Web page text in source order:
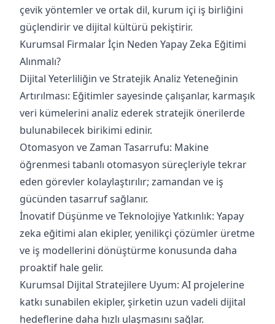
çevik yöntemler ve ortak dil, kurum içi iş birliğini
güçlendirir ve dijital kültürü pekiştirir.
Kurumsal Firmalar İçin Neden Yapay Zeka Eğitimi
Alınmalı?
Dijital Yeterliliğin ve Stratejik Analiz Yeteneğinin
Artırılması: Eğitimler sayesinde çalışanlar, karmaşık
veri kümelerini analiz ederek stratejik önerilerde
bulunabilecek birikimi edinir.
Otomasyon ve Zaman Tasarrufu: Makine
öğrenmesi tabanlı otomasyon süreçleriyle tekrar
eden görevler kolaylaştırılır; zamandan ve iş
gücünden tasarruf sağlanır.
İnovatif Düşünme ve Teknolojiye Yatkınlık: Yapay
zeka eğitimi alan ekipler, yenilikçi çözümler üretme
ve iş modellerini dönüştürme konusunda daha
proaktif hale gelir.
Kurumsal Dijital Stratejilere Uyum: AI projelerine
katkı sunabilen ekipler, şirketin uzun vadeli dijital
hedeflerine daha hızlı ulaşmasını sağlar.